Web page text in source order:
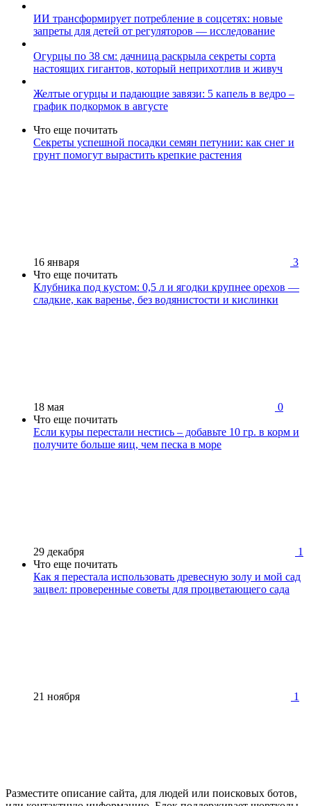
ИИ трансформирует потребление в соцсетях: новые
запреты для детей от регуляторов — исследование
Огурцы по 38 см: дачница раскрыла секреты сорта
настоящих гигантов, который неприхотлив и живуч
Желтые огурцы и падающие завязи: 5 капель в ведро –
график подкормок в августе
Что еще почитать
Секреты успешной посадки семян петунии: как снег и
грунт помогут вырастить крепкие растения
16 января
3
Что еще почитать
Клубника под кустом: 0,5 л и ягодки крупнее орехов —
сладкие, как варенье, без водянистости и кислинки
18 мая
0
Что еще почитать
Если куры перестали нестись – добавьте 10 гр. в корм и
получите больше яиц, чем песка в море
29 декабря
1
Что еще почитать
Как я перестала использовать древесную золу и мой сад
зацвел: проверенные советы для процветающего сада
21 ноября 1
Разместите описание сайта, для людей или поисковых ботов,